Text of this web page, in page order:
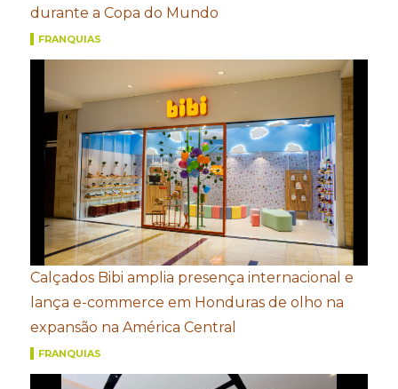
durante a Copa do Mundo
FRANQUIAS
Calçados Bibi amplia presença internacional e
lança e-commerce em Honduras de olho na
expansão na América Central
FRANQUIAS